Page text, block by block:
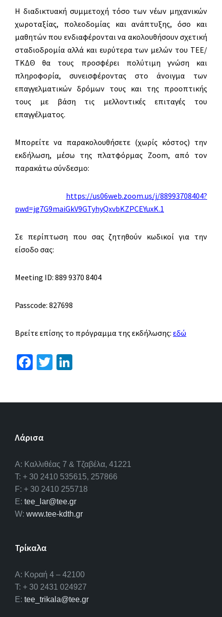
Η διαδικτυακή συμμετοχή τόσο των νέων μηχανικών
χωροταξίας, πολεοδομίας και ανάπτυξης, όσο και
μαθητών που ενδιαφέρονται να ακολουθήσουν σχετική
σταδιοδρομία αλλά και ευρύτερα των μελών του ΤΕΕ/
ΤΚΔΘ θα τους προσφέρει πολύτιμη γνώση και
πληροφορία, συνεισφέροντας στο άνοιγμα των
επαγγελματικών δρόμων τους και της προοπτικής
τους με βάση τις μελλοντικές επιταγές του
επαγγέλματος.
Μπορείτε να παρακολουθήσετε (χωρίς κόστος) την
εκδήλωση, μέσω της πλατφόρμας Zoom, από τον
παρακάτω σύνδεσμο:
https://us06web.zoom.us/j/88993708404?
pwd=jg7G9maiGkV9GTyhyQxvbKZPCEYuxK.1
Σε περίπτωση που σας ζητηθούν κωδικοί για την
είσοδο σας:
Meeting ID: 889 9370 8404
Passcode: 827698
Βρείτε επίσης το πρόγραμμα της εκδήλωσης: εδώ
Fa
k
T
Λάρισα
A: Καλλιθέας 7 & Τζαβέλα, 41221
T: + 30 2410 535615, 257866
F: + 30 2410 255718
E: tee_lar@tee.gr
W: www.tee-kdth.gr
Τρίκαλα
Α: Κοραή 4 – 42100
T: + 30 2431 024927
E: tee_trikala@tee.gr